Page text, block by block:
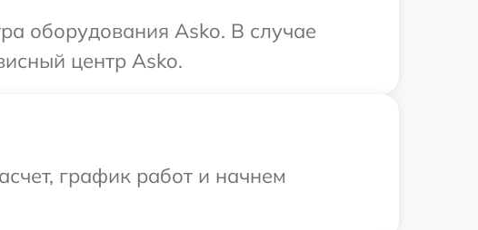
оборудования Asko. В случае
центр Asko.
график работ и начнем